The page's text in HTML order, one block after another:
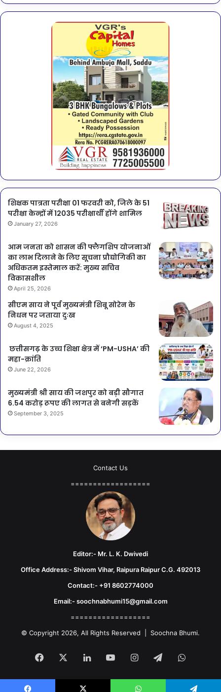
शिक्षक पात्रता परीक्षा 01 फरवरी को, जिले के 51
परीक्षा केन्द्रों में 12035 परीक्षार्थी होंगे शामिल
January 27, 2026
आम जनता को शासन की फ्लैगशिप योजनाओं
का लाभ दिलाने के लिए सूचना प्रौद्योगिकी का
अधिकतम इस्तेमाल करें: मुख्य सचिव
विकासशील
April 25, 2026
सीएम साय ने पूर्व मुख्यमंत्री शिबू सोरेन के
निधन पर जताया दुःख
August 4, 2025
​छत्तीसगढ़ के उच्च शिक्षा क्षेत्र में ‘PM-USHA’ की
महा-क्रांति
June 22, 2026
मुख्यमंत्री श्री साय की जशपुर को बड़ी सौगात
6.54 करोड़ रूपए की लागत से बनेगी सड़कें
September 3, 2025
Contact Us
==================
Editor:- Mr. L. K. Dwivedi
Office Address:- Shivom Vihar, Raipura Raipur C.G. 492013
Contact:- +91 8602774000
Email:- soochnabhumi15@gmail.com
==================
© Copyright 2026, All Rights Reserved | Soochna Bhumi.
Facebook LinkedInYouTubeInstagram
Telegram